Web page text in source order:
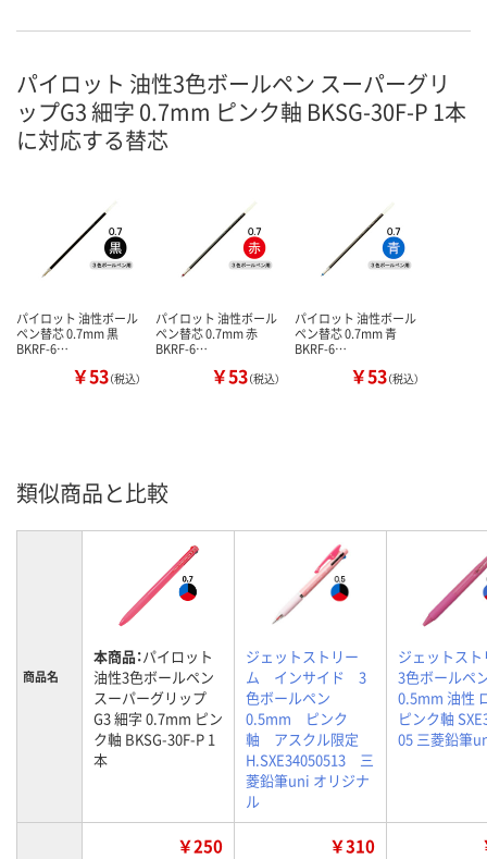
パイロット 油性3色ボールペン スーパーグリ
ップG3 細字 0.7mm ピンク軸 BKSG-30F-P 1本
に対応する替芯
パイロット 油性ボール
ペン替芯 0.7mm 黒
BKRF-6…
￥53（税込）
パイロット 油性ボール
ペン替芯 0.7mm 赤
BKRF-6…
￥53（税込）
パイロット 油性ボール
ペン替芯 0.7mm 青
BKRF-6…
￥53（税込）
類似商品と比較
商品名
本商品：パイロット
油性3色ボールペン
スーパーグリップ
G3 細字 0.7mm ピン
ク軸 BKSG-30F-P 1
本
ジェットストリー
ム インサイド 3
色ボールペン
0.5mm ピンク
軸 アスクル限定
H.SXE34050513 三
菱鉛筆uni オリジナ
ル
ジェットス
3色ボールペ
0.5mm 油性
ピンク軸
05 三菱鉛筆
￥250 ￥310